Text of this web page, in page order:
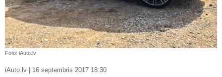
Foto: iAuto.lv
iAuto.lv | 16.septembris 2017 18:30